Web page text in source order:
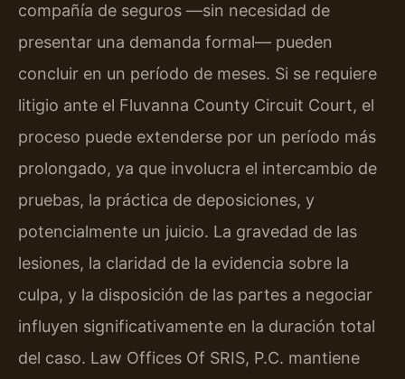
compañía de seguros —sin necesidad de
presentar una demanda formal— pueden
concluir en un período de meses. Si se requiere
litigio ante el Fluvanna County Circuit Court, el
proceso puede extenderse por un período más
prolongado, ya que involucra el intercambio de
pruebas, la práctica de deposiciones, y
potencialmente un juicio. La gravedad de las
lesiones, la claridad de la evidencia sobre la
culpa, y la disposición de las partes a negociar
influyen significativamente en la duración total
del caso. Law Offices Of SRIS, P.C. mantiene